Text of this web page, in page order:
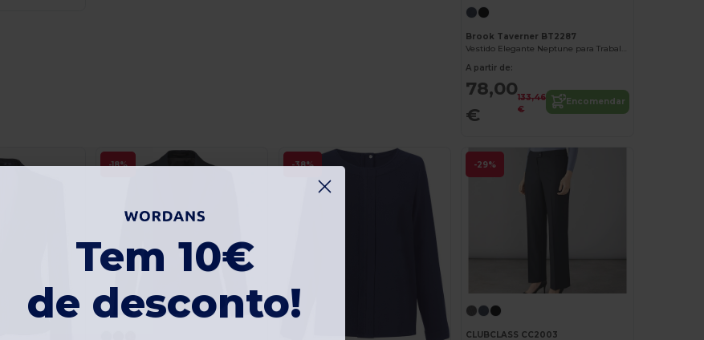
Brook Taverner BT2287
A partir de:
78,00
€
133,46
€
Encomendar
-18% -38% -29%
CLUBCLASS CC2003
Tem 10€
de desconto!